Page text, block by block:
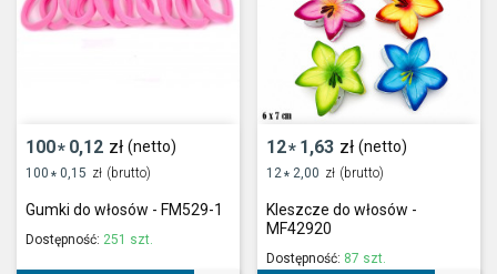
100* 0,12 zł (netto)
100 * 0,15 zł (brutto)
Gumki do włosów - FM529-1
Dostępność: 251 szt.
12* 1,63 zł (netto)
12* 2,00 zł (brutto)
Kleszcze do włosów -
MF42920
Dostępność: 87 szt.